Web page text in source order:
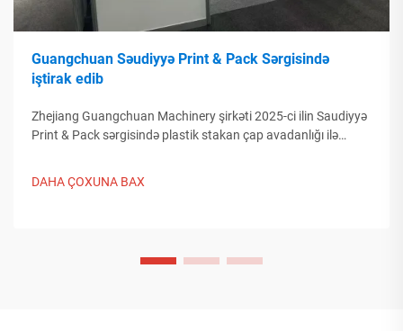
Guangchuan Səudiyyə Print & Pack Sərgisində
iştirak edib
Zhejiang Guangchuan Machinery şirkəti 2025-ci ilin Saudiyyə
Print & Pack sərgisində plastik stakan çap avadanlığı ilə
formalaşdırdığını kəşf edin. Ətraflı məlumat almaq üçün
DAHA ÇOXUNA BAX